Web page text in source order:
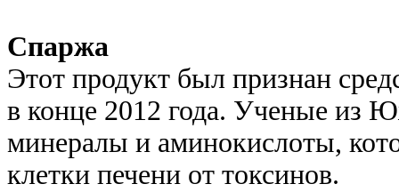
Спаржа
Этот продукт был признан
в конце 2012 года. Ученые из
минералы и аминокислоты,
клетки печени от токсинов.